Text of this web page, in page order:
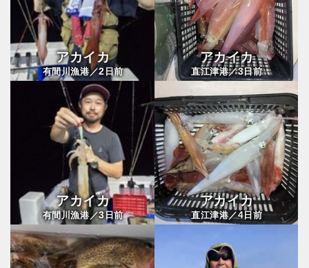
アカイカ
有間川漁港／2 日前
アカイカ
直江津港／3日前
アカイカ
有間川漁港／3日前
アカイカ
直江津港／4 日前